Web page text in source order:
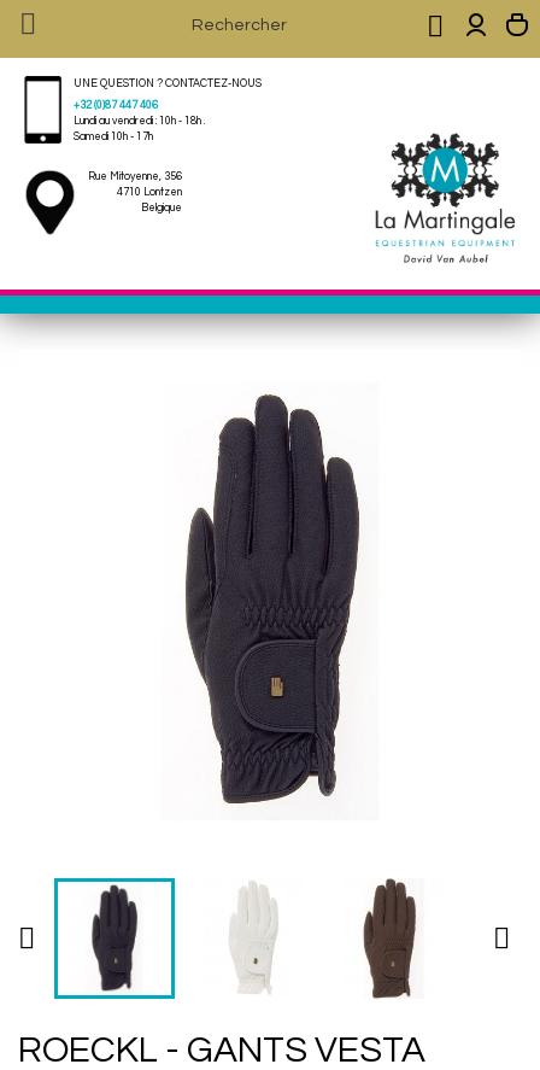
 
UNE QUESTION ? CONTACTEZ-NOUS
+32 (0)87 447 406
Lundi au vendredi : 10h - 18h .
Samedi 10h - 17h
Rue Mitoyenne, 356
4710 Lontzen
Belgique
 
ROECKL - GANTS VESTA